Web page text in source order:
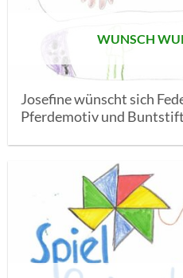
WUNSCH
Josefine wünscht sich
Pferdemotiv und